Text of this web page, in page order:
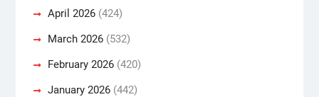
April 2026(424)
March 2026(532)
February 2026(420)
January 2026(442)